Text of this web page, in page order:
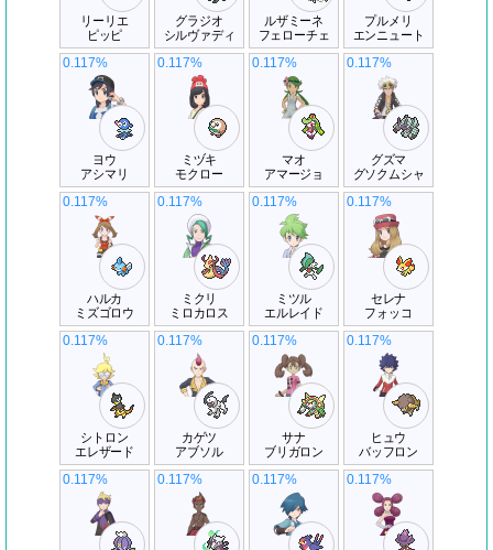
リーリエ
ピッピ
グラジオ
シルヴァディ
ルザミーネ
フェローチェ
プルメリ
エンニュート
ヨウ
アシマリ
0.117%
ミヅキ
モクロー
0.117%
マオ
アマージョ
0.117%
グズマ
グソクムシャ
0.117%
ハルカ
ミズゴロウ
0.117%
ミクリ
ミロカロス
0.117%
ミツル
エルレイド
0.117%
セレナ
フォッコ
0.117%
シトロン
エレザード
0.117%
カゲツ
アブソル
0.117%
サナ
ブリガロン
0.117%
ヒュウ
バッフロン
0.117%
0.117% 0.117% 0.117% 0.117%